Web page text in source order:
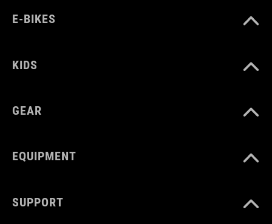
E-BIKES
KIDS
GEAR
EQUIPMENT
SUPPORT